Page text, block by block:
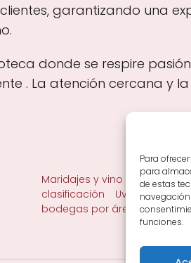
Para
para
de estas
funciones.
garantizando una
donde se respire
. La atención cercana y
Maridajes y vino en la mesa
clasificación
Uvas y viñedo
bodegas por área